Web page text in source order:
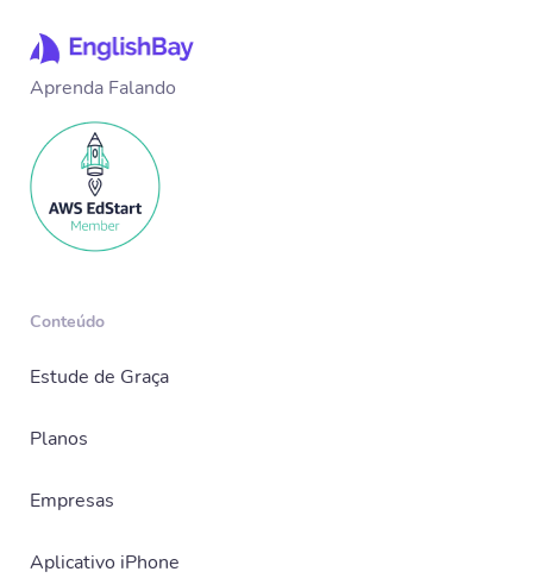
Aprenda Falando
Conteúdo
Estude de Graça
Planos
Empresas
Aplicativo iPhone